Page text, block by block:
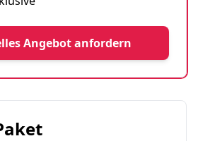
Angebot anfordern